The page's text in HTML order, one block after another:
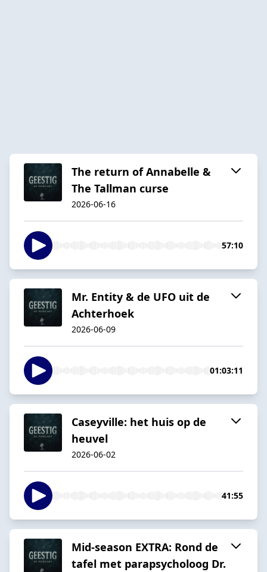
The return of Annabelle &
The Tallman curse
2026-06-16
57:10
Mr. Entity & de UFO uit de
Achterhoek
2026-06-09
01:03:11
Caseyville: het huis op de
heuvel
2026-06-02
41:55
Mid-season EXTRA: Rond de
tafel met parapsycholoog Dr.